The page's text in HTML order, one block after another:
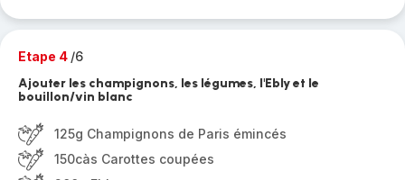
Etape 4 /6
Ajouter les champignons, les légumes, l'Ebly et le
bouillon/vin blanc
125g Champignons de Paris émincés
150càs Carottes coupées